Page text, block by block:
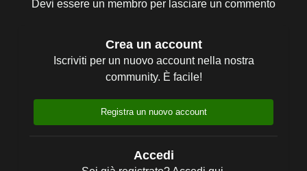
Devi essere un membro per lasciare un commento
Crea un account
Iscriviti per un nuovo account nella nostra
community. È facile!
Registra un nuovo account
Accedi